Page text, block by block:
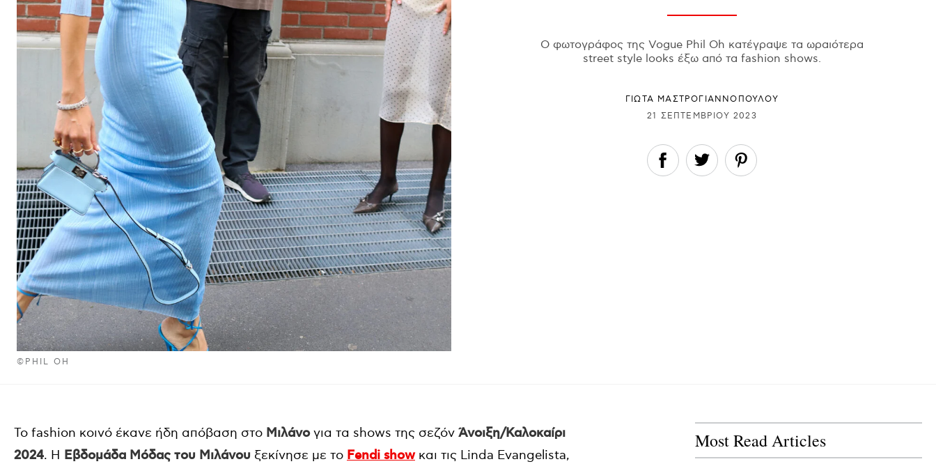
©PHIL OH
Ο φωτογράφος της Vogue Phil Oh κατέγραψε τα ωραιότερα
street style looks έξω από τα fashion shows.
ΓΙΩΤΑ ΜΑΣΤΡΟΓΙΑΝΝΟΠΟΥΛΟΥ
21 ΣΕΠΤΕΜΒΡΊΟΥ 2023
To fashion κοινό έκανε ήδη απόβαση στο Μιλάνογια τα shows της σεζόν Άνοιξη/Καλοκαίρι
2024. Η Εβδομάδα Μόδας του Μιλάνου ξεκίνησε με το Fendi showκαι τις Linda Evangelista,
Most Read Articles